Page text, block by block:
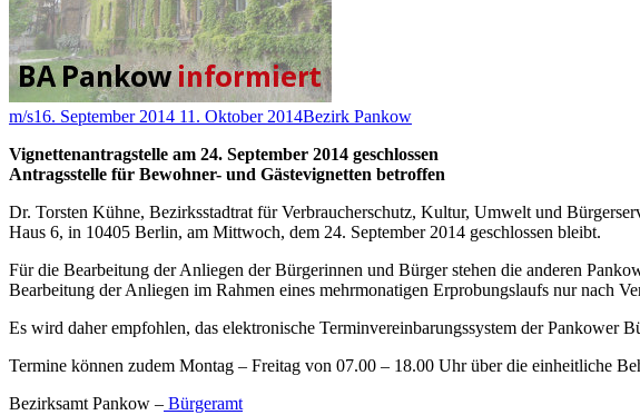
m/s16. September 2014 11. Oktober 2014Bezirk Pankow
Vignettenantragstelle am 24. September 2014 geschlossen
Antragsstelle für Bewohner- und Gästevignetten betroffen
Dr. Torsten Kühne, Bezirksstadtrat für Verbraucherschutz, Kultur, Umwelt und
Haus 6, in 10405 Berlin, am Mittwoch, dem 24. September 2014 geschlossen bleibt.
Für die Bearbeitung der Anliegen der Bürgerinnen und Bürger stehen die anderen
Bearbeitung der Anliegen im Rahmen eines mehrmonatigen Erprobungslaufs nur nach
Es wird daher empfohlen, das elektronische Terminvereinbarungssystem der Pankower
Termine können zudem Montag – Freitag von 07.00 – 18.00 Uhr über die einheitliche
Bezirksamt Pankow – Bürgeramt